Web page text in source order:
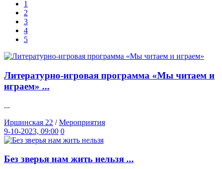
1
2
3
4
5
Литературно-игровая программа «Мы читаем и
играем» ...
...
Иршинская 22 /Мероприятия
9-10-2023, 09:00 0
Без зверья нам жить нельзя ...